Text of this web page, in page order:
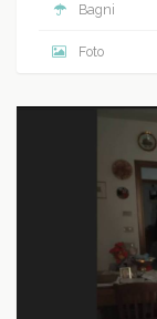
Bagni
Foto